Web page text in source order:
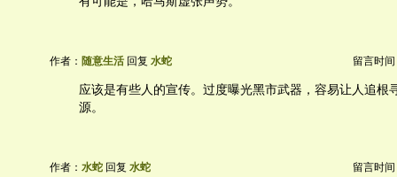
作者： 随意生活 回复 水蛇 留言时间
应该是有些人的宣传。过度曝光黑市武器，容易让人追根
源。
作者： 水蛇 回复 水蛇 留言时间